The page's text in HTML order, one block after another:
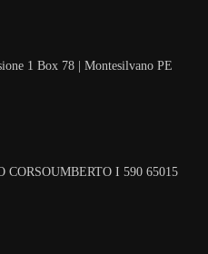
1 Box 78 | Montesilvano PE
I 590 65015